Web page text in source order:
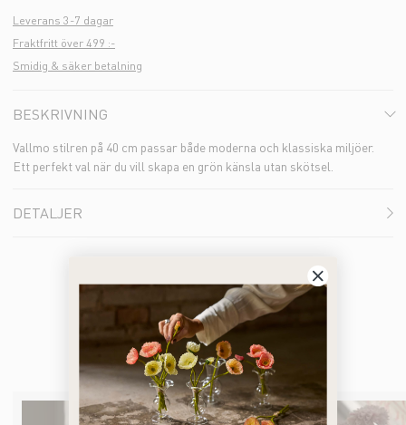
Leverans 3-7 dagar
Fraktfritt över 499 :-
Smidig & säker betalning
BESKRIVNING
Vallmo stilren på 40 cm passar både moderna och klassiska miljöer.
Ett perfekt val när du vill skapa en grön känsla utan skötsel.
DETALJER
Du kanske också gillar